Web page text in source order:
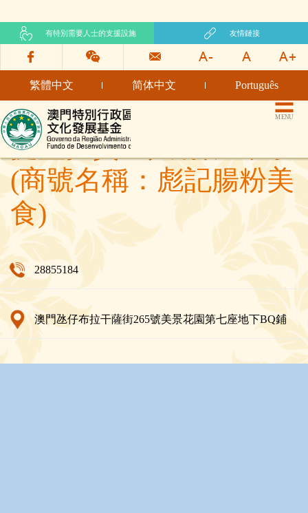
有特別需要人士的支援設施 友情鏈接
繁體中文 简体中文 Português
文化發展基金網頁 MENU
捷盟投資一人有限公司
(商號名稱：彪記腸粉美
食)
28855184
澳門氹仔布拉干薩街265號美景花園第七座地下BQ鋪